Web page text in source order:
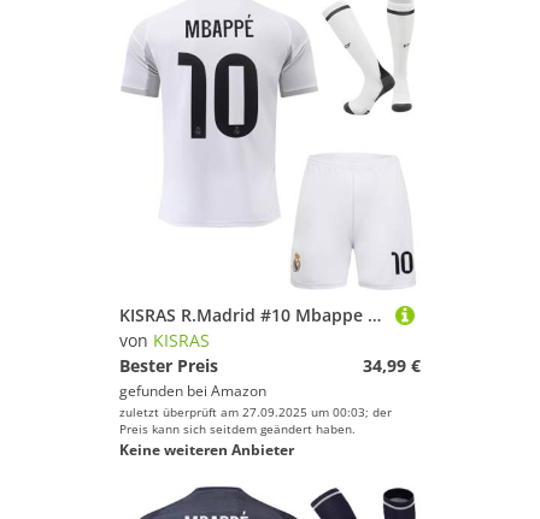
KISRAS R.Madrid #10 Mbappe 2025/2026 Heim Trikot Shorts und Socken Kinder und Jugend Größe (Weiß,16)
von KISRAS
Bester Preis
34,99 €
gefunden bei Amazon
zuletzt überprüft am 27.09.2025 um 00:03; der
Preis kann sich seitdem geändert haben.
Keine weiteren Anbieter